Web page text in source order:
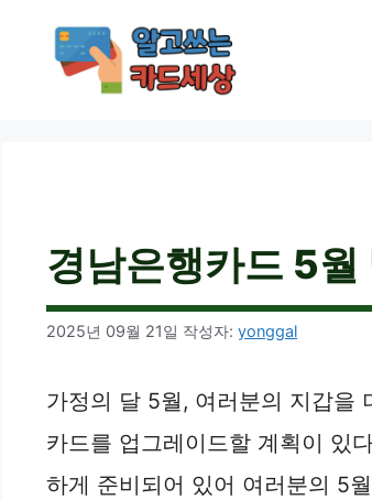
경남은행카드 5
2025년 09월 21일 작성자: yonggal
가정의 달 5월, 여러분의 지갑을
카드를 업그레이드할 계획이 있
하게 준비되어 있어 여러분의 5